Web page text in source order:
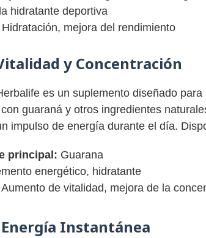
hidratante deportiva
Hidratación, mejora del rendimiento
y Concentración
es un suplemento diseñado
guaraná y otros ingredientes
impulso de energía durante el día.
principal: Guarana
energético, hidratante
Aumento de vitalidad, mejora de la
Energía Instantánea